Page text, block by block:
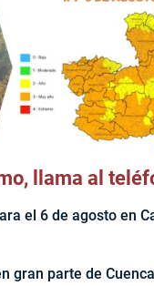
llama al
el 6 de agosto en
gran parte de